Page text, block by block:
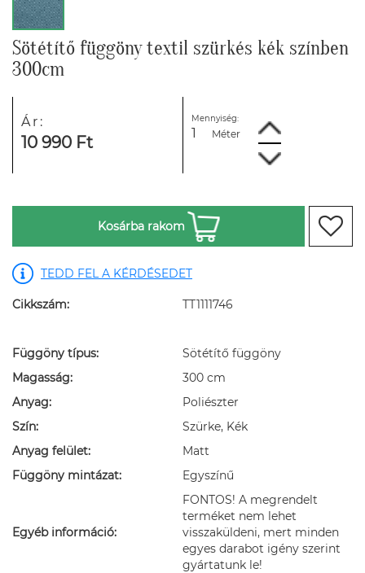
Sötétítő függöny textil szürkés kék színben
300cm
Ár:
10 990 Ft
Mennyiség:
Méter
Kosárba rakom
TEDD FEL A KÉRDÉSEDET
Cikkszám: TT1111746
Függöny típus:
Sötétítő függöny
Magasság:
300 cm
Anyag:
Poliészter
Szín:
Szürke, Kék
Anyag felület:
Matt
Függöny mintázat:
Egyszínű
Egyéb információ:
FONTOS! A megrendelt
terméket nem lehet
visszaküldeni, mert minden
egyes darabot igény szerint
gyártatunk le!